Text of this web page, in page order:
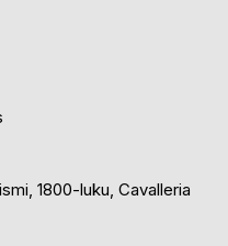
1800-luku, Cavalleria